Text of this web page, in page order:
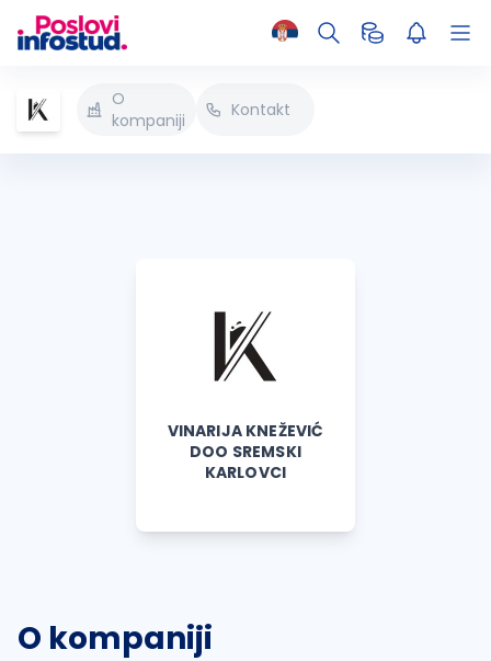
O
kompaniji
Kontakt
VINARIJA KNEŽEVIĆ
DOO SREMSKI
KARLOVCI
O kompaniji